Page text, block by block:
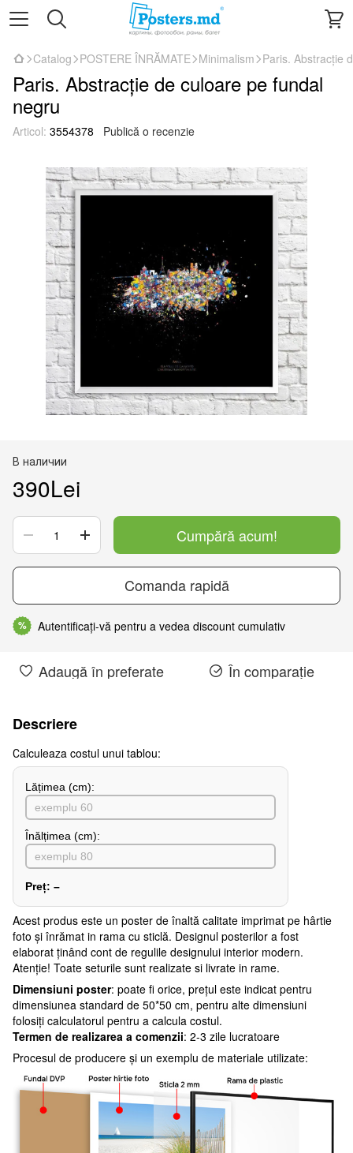
Catalog POSTERE ÎNRĂMATE Minimalism Paris. Abstracție
Paris. Abstracție de culoare pe fundal
negru
Articol: 3554378 Publică o recenzie
В наличии
390Lei
Cumpără acum!
Comanda rapidă
% Autentificați-vă pentru a vedea discount cumulativ
Adaugă în preferate În comparație
Descriere
Сalculeaza costul unui tablou:
Lățimea (сm):
Înălțimea (cm):
Preț: –
Acest produs este un poster de înaltă calitate imprimat pe hârtie
foto și înrămat in rama cu sticlă. Designul posterilor a fost
elaborat ținând cont de regulile designului interior modern.
Atenţie! Toate seturile sunt realizate si livrate in rame.
Dimensiuni poster: poate fi orice, prețul este indicat pentru
dimensiunea standard de 50*50 cm, pentru alte dimensiuni
folosiți calculatorul pentru a calcula costul.
Termen de realizarea a comenzii: 2-3 zile lucratoare
Procesul de producere și un exemplu de materiale utilizate: